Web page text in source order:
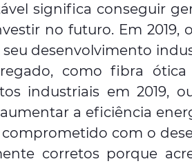
significa conseguir
no futuro. Em 2019,
desenvolvimento
como fibra ótica
industriais em 2019,
a eficiência
comprometido com o
corretos porque